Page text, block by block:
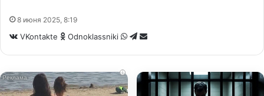
8 июня 2025, 8:19
VKontakte Odnoklassniki WhatsApp
Telegram
Share
i